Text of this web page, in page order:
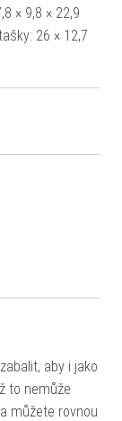
× 9,8 × 22,9
26 × 12,7
aby i jako
to nemůže
můžete rovnou